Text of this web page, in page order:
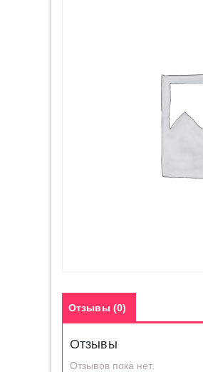
Отзывы (0)
Отзывы
Отзывов пока нет.